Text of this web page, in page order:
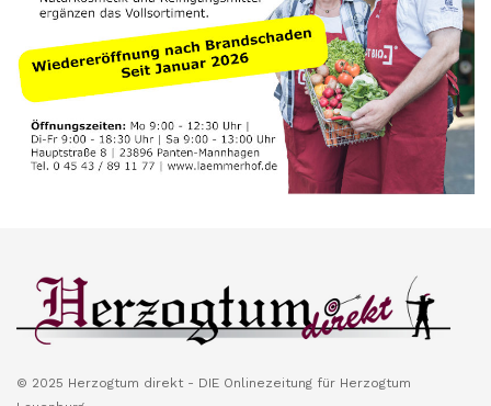
© 2025 Herzogtum direkt - DIE Onlinezeitung für Herzogtum